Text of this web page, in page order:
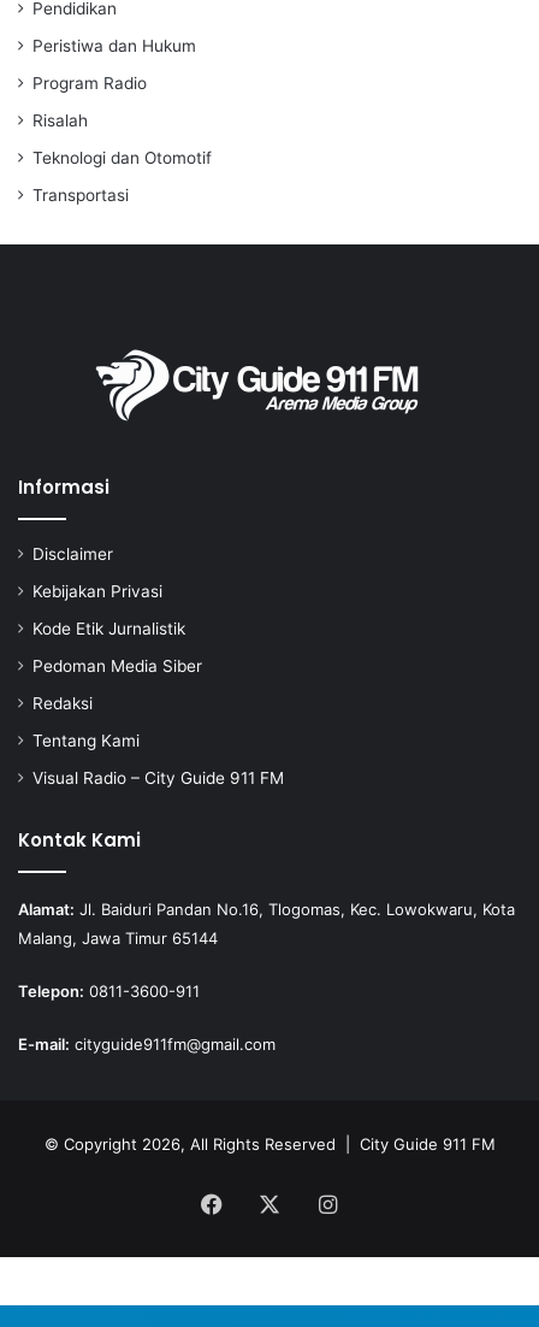
Pendidikan
Peristiwa dan Hukum
Program Radio
Risalah
Teknologi dan Otomotif
Transportasi
Informasi
Disclaimer
Kebijakan Privasi
Kode Etik Jurnalistik
Pedoman Media Siber
Redaksi
Tentang Kami
Visual Radio – City Guide 911 FM
Kontak Kami
Alamat: Jl. Baiduri Pandan No.16, Tlogomas, Kec. Lowokwaru, Kota
Malang, Jawa Timur 65144
Telepon: 0811-3600-911
E-mail: cityguide911fm@gmail.com
© Copyright 2026, All Rights Reserved | City Guide 911 FM
Facebook Instagram